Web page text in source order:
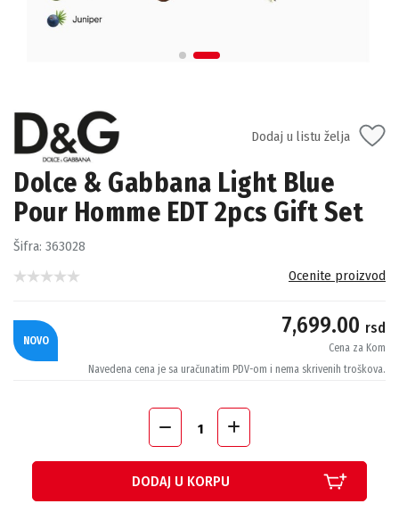
Dodaj u listu želja
Dolce & Gabbana Light Blue
Pour Homme EDT 2pcs Gift Set
Šifra: 363028
Ocenite proizvod
NOVO
7,699.00 rsd
Cena za Kom
Navedena cena je sa uračunatim PDV-om i nema skrivenih troškova.
DODAJ U KORPU